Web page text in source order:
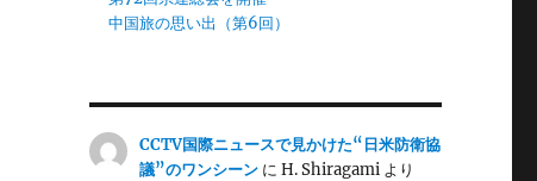
中国旅の思い出（第6回）
CCTV国際ニュースで見かけた“日米防衛協
議”のワンシーン にH. Shiragami より